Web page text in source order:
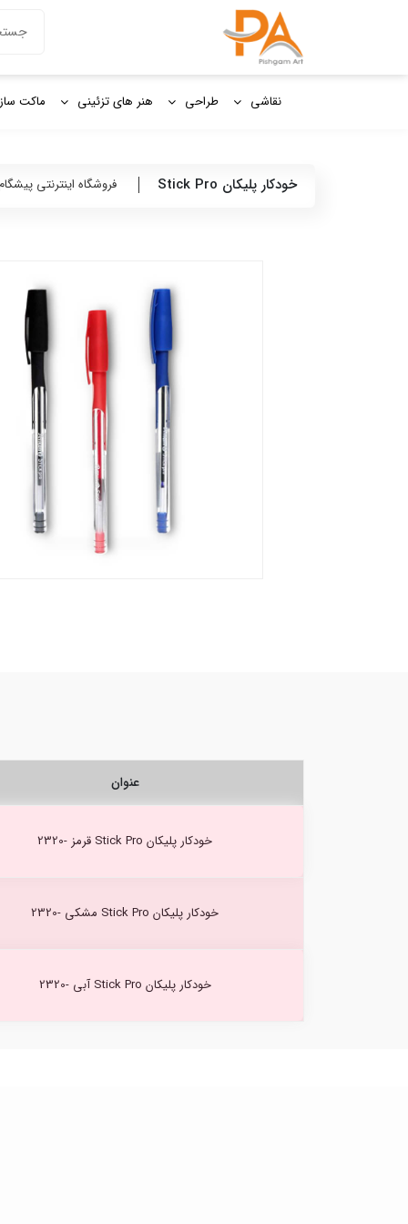
برای:
نقاشی طراحی هنر های تزئینی ماکت
خودکار پلیکان Stick Pro فروشگاه اینترنتی
عنوان
خودکار پلیکان Stick Pro قرمز -2320
خودکار پلیکان Stick Pro مشکی -2320
خودکار پلیکان Stick Pro آبی -2320